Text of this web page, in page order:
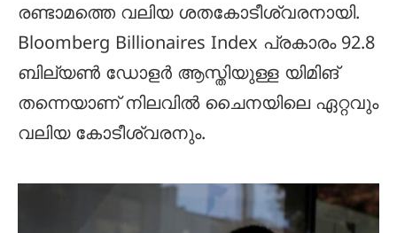
രണ്ടാമത്തെ വലിയ ശതകോടീശ്വരനായി.
Bloomberg Billionaires Index പ്രകാരം 92.8
ബില്യൺ ഡോളർ ആസ്തിയുള്ള യിമിങ്
തന്നെയാണ് നിലവിൽ ചൈനയിലെ ഏറ്റവും
വലിയ കോടീശ്വരനും.